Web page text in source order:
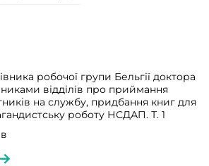
робочої групи Бельгії доктора
відділів про приймання
на службу, придбання книг для
роботу НСДАП. Т. 1